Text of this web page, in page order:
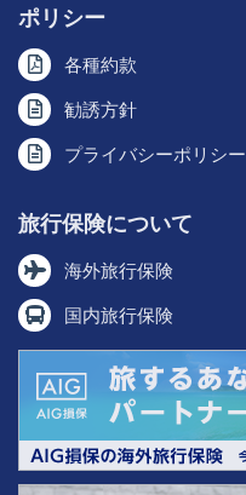
ポリシー
各種約款
勧誘方針
プライバシーポリシー
旅行保険について
海外旅行保険
国内旅行保険